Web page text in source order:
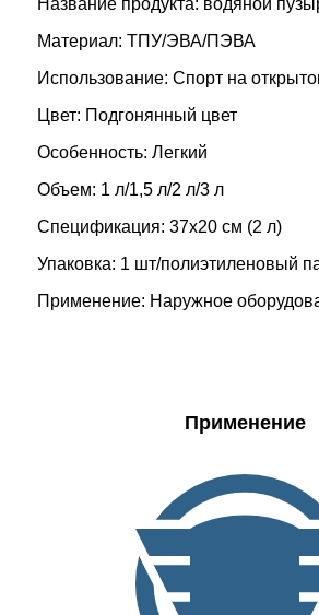
Название продукта: водяной
Материал: ТПУ/ЭВА/ПЭВА
Использование: Спорт на
Цвет: Подгонянный цвет
Особенность: Легкий
Объем: 1 л/1,5 л/2 л/3 л
Спецификация: 37x20 см (2 л)
Упаковка: 1 шт/полиэтиленовый
Применение: Наружное
Применение